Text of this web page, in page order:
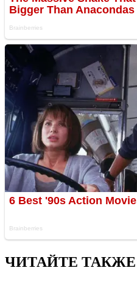
ЧИТАЙТЕ ТАКЖЕ